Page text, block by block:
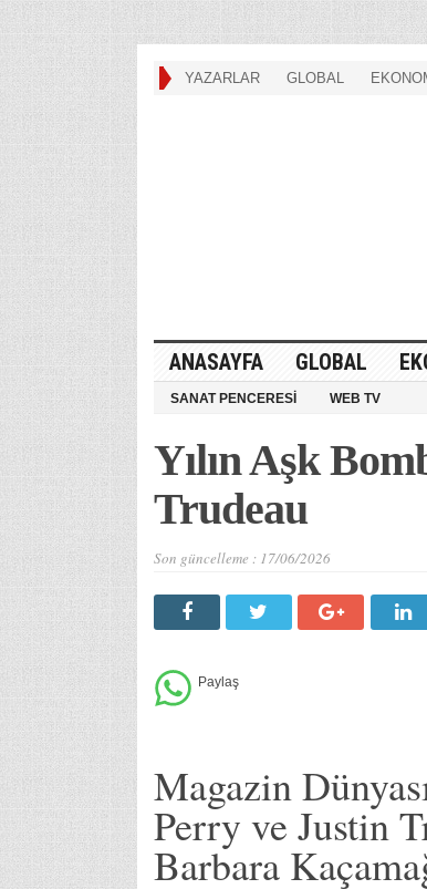
YAZARLAR GLOBAL
ANASAYFA GLOBAL
SANAT PENCERESİ WEB TV
Yılın Aşk
Trudeau
Son güncelleme : 17/06/2026
Magazin
Perry ve Justin
Barbara